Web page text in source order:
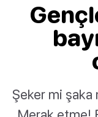
Şeker mi şaka